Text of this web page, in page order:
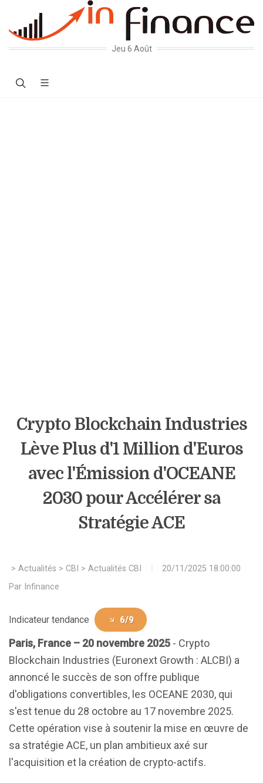
Jeu 6 Août
Crypto Blockchain Industries
Lève Plus d'1 Million d'Euros
avec l'Émission d'OCEANE
2030 pour Accélérer sa
Stratégie ACE
> Actualités > CBI > Actualités CBI
20/11/2025 18:00:00
Par Infinance
Indicateur tendance 6/9
Paris, France – 20 novembre 2025 - Crypto
Blockchain Industries (Euronext Growth : ALCBI) a
annoncé le succès de son offre publique
d'obligations convertibles, les OCEANE 2030, qui
s'est tenue du 28 octobre au 17 novembre 2025.
Cette opération vise à soutenir la mise en œuvre de
sa stratégie ACE, un plan ambitieux axé sur
l'acquisition et la création de crypto-actifs.